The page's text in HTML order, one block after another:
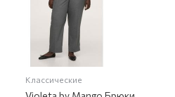
Классические